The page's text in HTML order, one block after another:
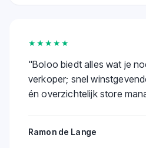
★★★★★
"Boloo biedt alles wat je
verkoper; snel
én overzichtelijk store
Ramon de Lange